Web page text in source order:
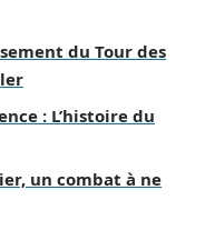
du Tour des
: L’histoire du
un combat à ne